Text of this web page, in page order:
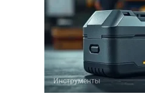
Инструменты